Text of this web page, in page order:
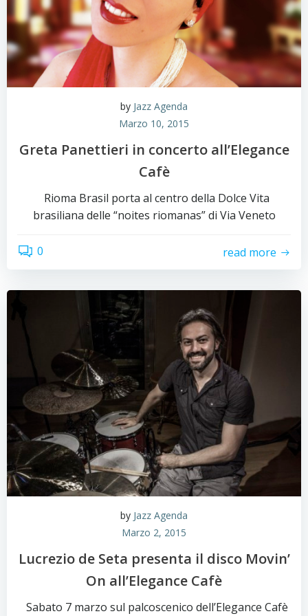
by Jazz Agenda
Marzo 10, 2015
Greta Panettieri in concerto all’Elegance
Cafè
Rioma Brasil porta al centro della Dolce Vita
brasiliana delle “noites riomanas” di Via Veneto
0 read more
by Jazz Agenda
Marzo 2, 2015
Lucrezio de Seta presenta il disco Movin’
On all’Elegance Cafè
Sabato 7 marzo sul palcoscenico dell’Elegance Cafè